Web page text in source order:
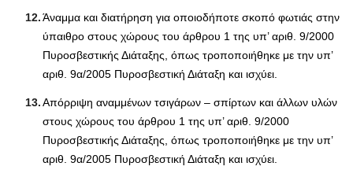
Άναμμα και διατήρηση για οποιοδήποτε σκοπό φωτιάς στην
ύπαιθρο στους χώρους του άρθρου 1 της υπ’ αριθ. 9/2000
Πυροσβεστικής Διάταξης, όπως τροποποιήθηκε με την υπ’
αριθ. 9α/2005 Πυροσβεστική Διάταξη και ισχύει.
Απόρριψη αναμμένων τσιγάρων – σπίρτων και άλλων υλών
στους χώρους του άρθρου 1 της υπ’ αριθ. 9/2000
Πυροσβεστικής Διάταξης, όπως τροποποιήθηκε με την υπ’
αριθ. 9α/2005 Πυροσβεστική Διάταξη και ισχύει.